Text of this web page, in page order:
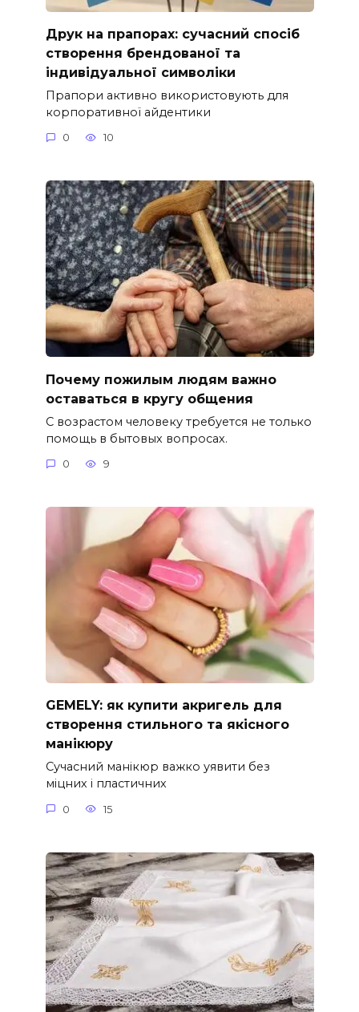
Друк на прапорах: сучасний спосіб
створення брендованої та
індивідуальної символіки
Прапори активно використовують для
корпоративної айдентики
0 10
Почему пожилым людям важно
оставаться в кругу общения
С возрастом человеку требуется не только
помощь в бытовых вопросах.
0 9
GEMELY: як купити акригель для
створення стильного та якісного
манікюру
Сучасний манікюр важко уявити без
міцних і пластичних
0 15